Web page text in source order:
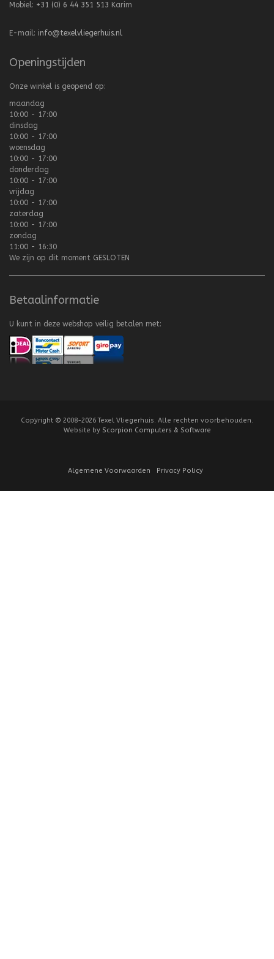
Mobiel: +31 (0) 6 44 351 513 Karim
E-mail: info@texelvliegerhuis.nl
Openingstijden
Onze winkel is geopend op:
maandag
10:00 - 17:00
dinsdag
10:00 - 17:00
woensdag
10:00 - 17:00
donderdag
10:00 - 17:00
vrijdag
10:00 - 17:00
zaterdag
10:00 - 17:00
zondag
11:00 - 16:30
We zijn op dit moment GESLOTEN
Betaalinformatie
U kunt in deze webshop veilig betalen met:
Copyright © 2008-2026 Texel Vliegerhuis. Alle rechten voorbehouden.
Website by Scorpion Computers & Software
Algemene Voorwaarden Privacy Policy